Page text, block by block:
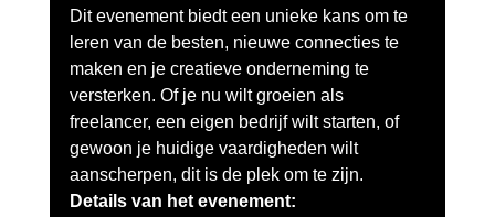
Dit evenement biedt een unieke kans om te
leren van de besten, nieuwe connecties te
maken en je creatieve onderneming te
versterken. Of je nu wilt groeien als
freelancer, een eigen bedrijf wilt starten, of
gewoon je huidige vaardigheden wilt
aanscherpen, dit is de plek om te zijn.
Details van het evenement: